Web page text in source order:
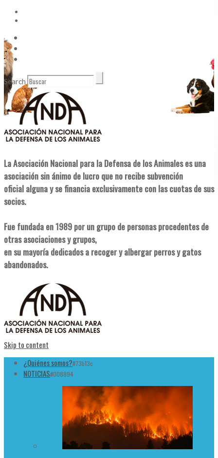
Search
La Asociación Nacional para la Defensa de los Animales es una
asociación sin ánimo de lucro que no recibe subvención
oficial alguna y se financia exclusivamente con las cuotas de sus
socios.
Fue fundada en 1989 por un grupo de personas procedentes de
otras asociaciones y grupos,
en su mayoría dedicados a recoger y albergar perros y gatos
abandonados.
Skip to content
¿Quiénes somos?#73b13c
NOTICIAS#008894